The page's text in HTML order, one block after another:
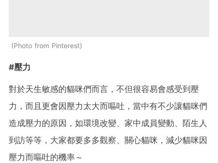
Photo from Pinterest
#壓力
對於天生敏感的貓咪們而言，不但很容易會感受到壓
力，而且更會因壓力太大而嘔吐，當中有不少讓貓咪們
造成壓力的原因，如環境改變、家中成員變動、陌生人
到訪等等，大家都要多多觀察、關心貓咪，減少貓咪因
壓力而嘔吐的機率～